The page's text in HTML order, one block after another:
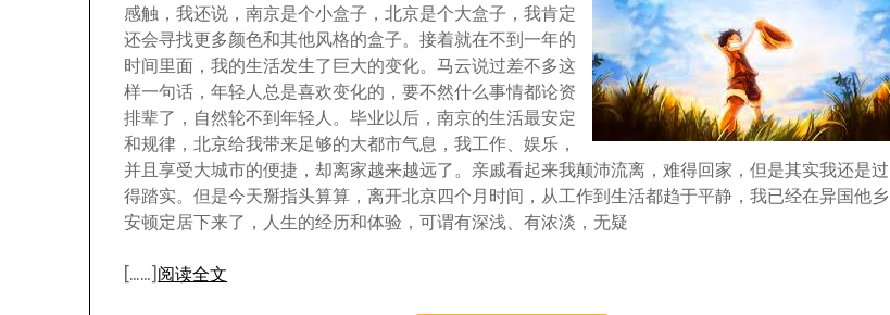
感触，我还说，南京是个小盒子，北京是个大盒子，我肯定
还会寻找更多颜色和其他风格的盒子。接着就在不到一年的
时间里面，我的生活发生了巨大的变化。马云说过差不多这
样一句话，年轻人总是喜欢变化的，要不然什么事情都论资
排辈了，自然轮不到年轻人。毕业以后，南京的生活最安定
和规律，北京给我带来足够的大都市气息，我工作、娱乐，
并且享受大城市的便捷，却离家越来越远了。亲戚看起来我颠沛流离，难得回家，但是其实我还是过
得踏实。但是今天掰指头算算，离开北京四个月时间，从工作到生活都趋于平静，我已经在异国他乡
安顿定居下来了，人生的经历和体验，可谓有深浅、有浓淡，无疑
[……] 阅读全文